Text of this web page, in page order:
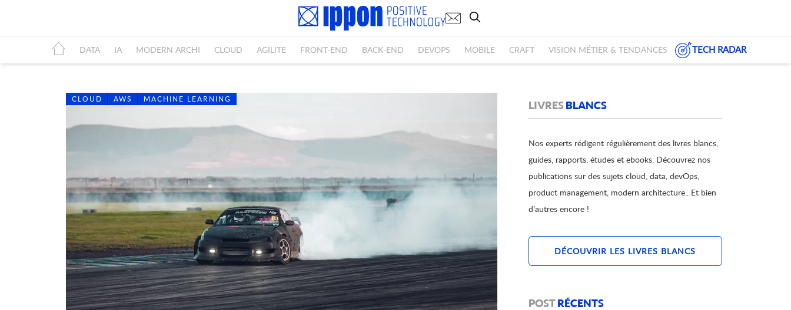
DATA IA MODERN ARCHI CLOUD AGILITE FRONT-END BACK-END DEVOPS MOBILE CRAFT VISION MÉTIER & TENDANCES TECH RADAR
CLOUD AWS MACHINE LEARNING LIVRESBLANCS
Nos experts rédigent régulièrement des livres blancs,
guides, rapports, études et ebooks. Découvrez nos
publications sur des sujets cloud, data, devOps,
product management, modern architecture.. Et bien
d’autres encore !
DÉCOUVRIR LES LIVRES BLANCS
POSTRÉCENTS